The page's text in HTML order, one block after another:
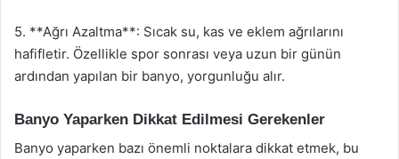
5. **Ağrı Azaltma**: Sıcak su, kas ve eklem ağrılarını
hafifletir. Özellikle spor sonrası veya uzun bir günün
ardından yapılan bir banyo, yorgunluğu alır.
Banyo Yaparken Dikkat Edilmesi Gerekenler
Banyo yaparken bazı önemli noktalara dikkat etmek, bu